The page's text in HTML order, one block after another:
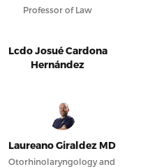
Professor of Law
Lcdo Josué Cardona
Hernández
Laureano Giraldez MD
Otorhinolaryngology and